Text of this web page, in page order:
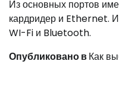
Из основных портов
кардридер и Ethernet.
WI-Fi и Bluetooth.
Опубликовано вКак